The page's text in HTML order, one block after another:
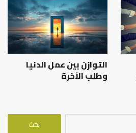
التوازن بين عمل الدنيا
وطلب الآخرة
البحث